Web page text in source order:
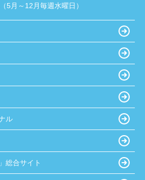
5月～12月毎週水曜日）
ル
総合サイト